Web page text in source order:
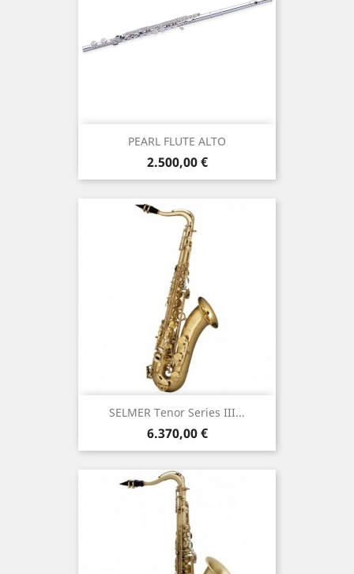
PEARL FLUTE ALTO
Τιμή
2.500,00 €
SELMER Tenor Series III...
Τιμή
6.370,00 €